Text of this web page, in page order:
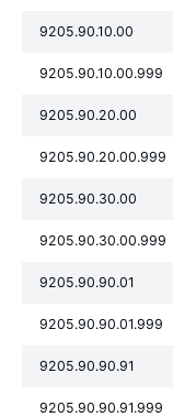
9205.90.10.00
9205.90.10.00.999
9205.90.20.00
9205.90.20.00.999
9205.90.30.00
9205.90.30.00.999
9205.90.90.01
9205.90.90.01.999
9205.90.90.91
9205.90.90.91.999